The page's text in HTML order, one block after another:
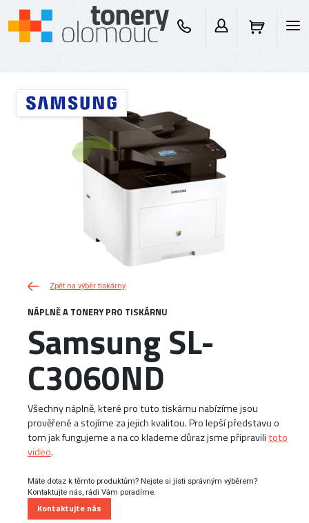
Zpět na výběr tiskárny
NÁPLNĚ A TONERY PRO TISKÁRNU
Samsung SL-
C3060ND
Všechny náplně, které pro tuto tiskárnu nabízíme jsou
prověřené a stojíme za jejich kvalitou. Pro lepší představu o
tom jak fungujeme a na co klademe důraz jsme připravilitoto
video.
Máte dotaz k těmto produktům? Nejste si jisti správným výběrem?
Kontaktujte nás, rádi Vám poradíme.
Kontaktujte nás